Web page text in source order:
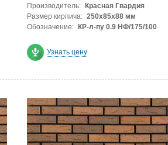
Производитель:
Красная Гвардия
Размер кирпича: 250х85х88 мм
Обозначение:
КР-л-пу 0.9 НФ/175/100
Узнать цену